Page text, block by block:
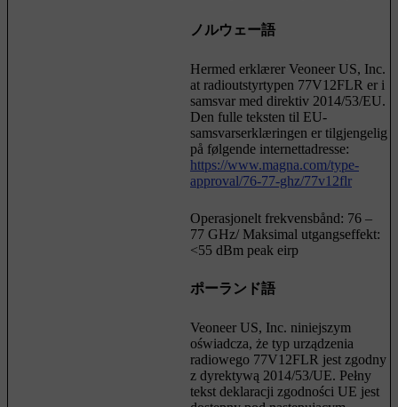
ノルウェー語
Hermed erklærer Veoneer US, Inc.
at radioutstyrtypen 77V12FLR er i
samsvar med direktiv 2014/53/EU.
Den fulle teksten til EU-
samsvarserklæringen er tilgjengelig
på følgende internettadresse:
https://www.magna.com/type-
approval/76-77-ghz/77v12flr
Operasjonelt frekvensbånd: 76 –
77 GHz/ Maksimal utgangseffekt:
<55 dBm peak eirp
ポーランド語
Veoneer US, Inc. niniejszym
oświadcza, że typ urządzenia
radiowego 77V12FLR jest zgodny
z dyrektywą 2014/53/UE. Pełny
tekst deklaracji zgodności UE jest